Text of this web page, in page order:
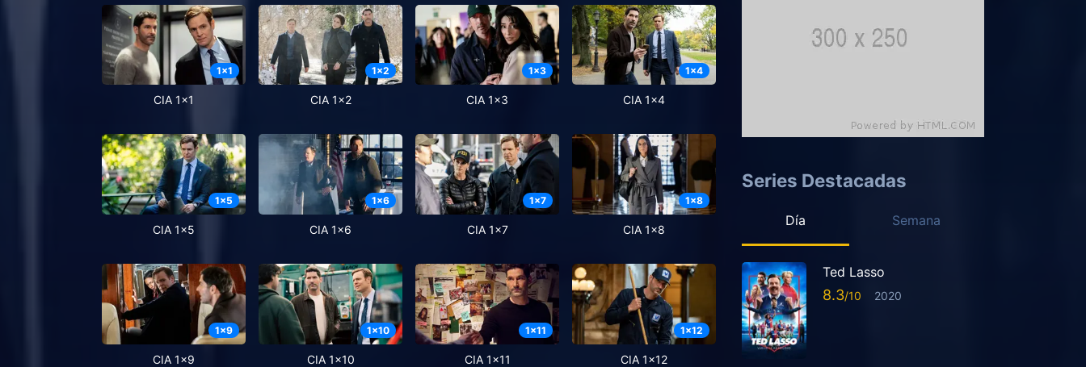
1x1
CIA 1x1
1x2
CIA 1x2
1x3
CIA 1x3
1x4
CIA 1x4
1x5
CIA 1x5
1x6
CIA 1x6
1x7
CIA 1x7
1x8
CIA 1x8
1x9
CIA 1x9
1x10
CIA 1x10
1x11
CIA 1x11
1x12
CIA 1x12
Series Destacadas
Día Semana
Ted Lasso
8.3 2020